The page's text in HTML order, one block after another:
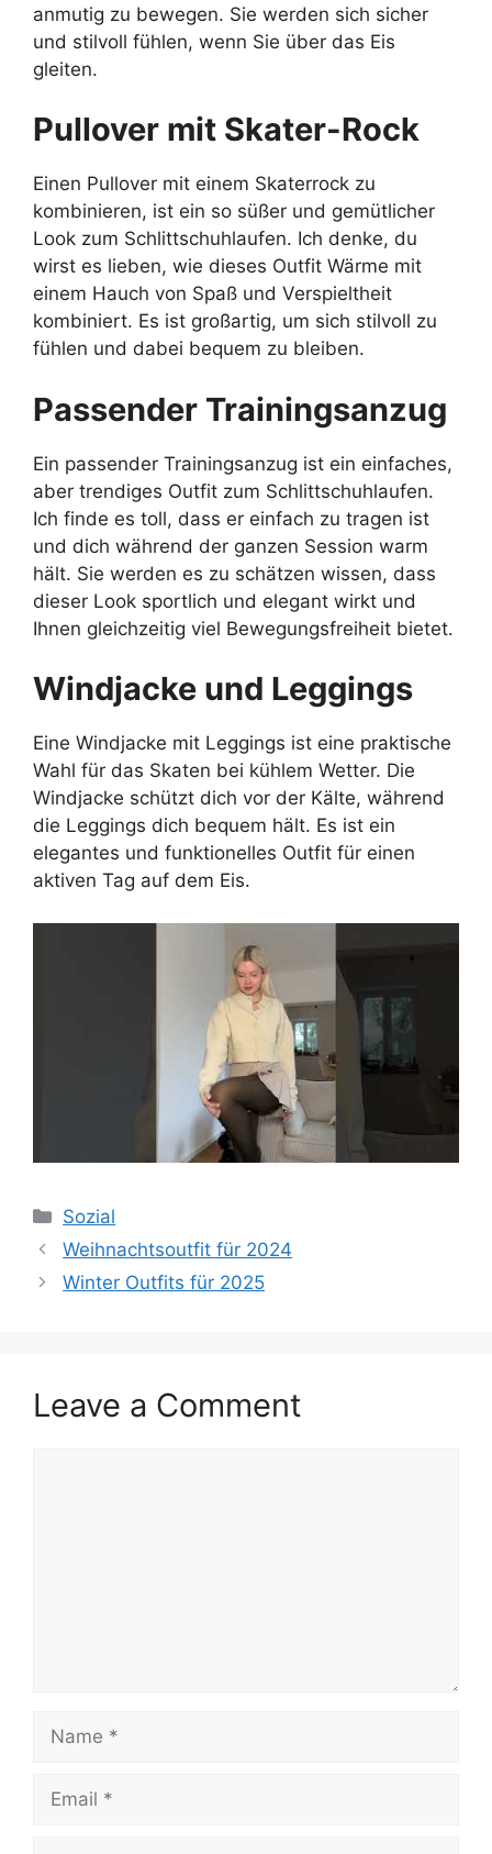
anmutig zu bewegen. Sie werden sich sicher
und stilvoll fühlen, wenn Sie über das Eis
gleiten.
Pullover mit Skater-Rock
Einen Pullover mit einem Skaterrock zu
kombinieren, ist ein so süßer und gemütlicher
Look zum Schlittschuhlaufen. Ich denke, du
wirst es lieben, wie dieses Outfit Wärme mit
einem Hauch von Spaß und Verspieltheit
kombiniert. Es ist großartig, um sich stilvoll zu
fühlen und dabei bequem zu bleiben.
Passender Trainingsanzug
Ein passender Trainingsanzug ist ein einfaches,
aber trendiges Outfit zum Schlittschuhlaufen.
Ich finde es toll, dass er einfach zu tragen ist
und dich während der ganzen Session warm
hält. Sie werden es zu schätzen wissen, dass
dieser Look sportlich und elegant wirkt und
Ihnen gleichzeitig viel Bewegungsfreiheit bietet.
Windjacke und Leggings
Eine Windjacke mit Leggings ist eine praktische
Wahl für das Skaten bei kühlem Wetter. Die
Windjacke schützt dich vor der Kälte, während
die Leggings dich bequem hält. Es ist ein
elegantes und funktionelles Outfit für einen
aktiven Tag auf dem Eis.
Categories
Sozial
Weihnachtsoutfit für 2024
Winter Outfits für 2025
Leave a Comment